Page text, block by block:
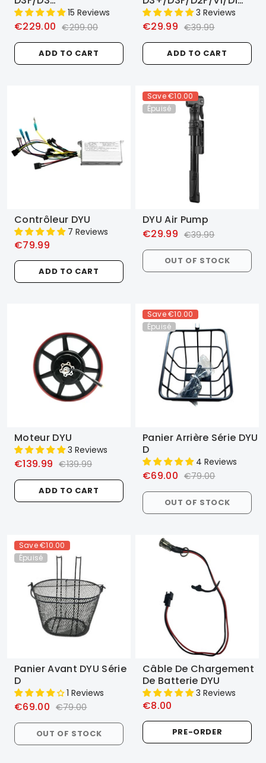
+/D2F/D2/V1/A1F/A5
36V 6AH/10AH
15 Reviews
€229.00 €299.00
ADD TO CART
Extérieur/intérieur 12/14
Pouces
3 Reviews
€29.99 €39.99
ADD TO CART
Contrôleur DYU
7 Reviews
€79.99
ADD TO CART
Save€10.00
Épuisé
DYU Air Pump
€29.99 €39.99
OUT OF STOCK
Moteur DYU
3 Reviews
€139.99 €139.99
ADD TO CART
Save€10.00
Épuisé
Panier Arrière Série DYU
D
4 Reviews
€69.00 €79.00
OUT OF STOCK
Save€10.00
Épuisé
Panier Avant DYU Série
D
1 Reviews
€69.00 €79.00
OUT OF STOCK
Câble De Chargement
De Batterie DYU
3 Reviews
€8.00
PRE-ORDER